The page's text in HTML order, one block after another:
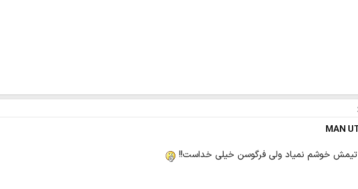
تیمش خوشم نمیاد ولی فرگوسن خیلی خداست!!